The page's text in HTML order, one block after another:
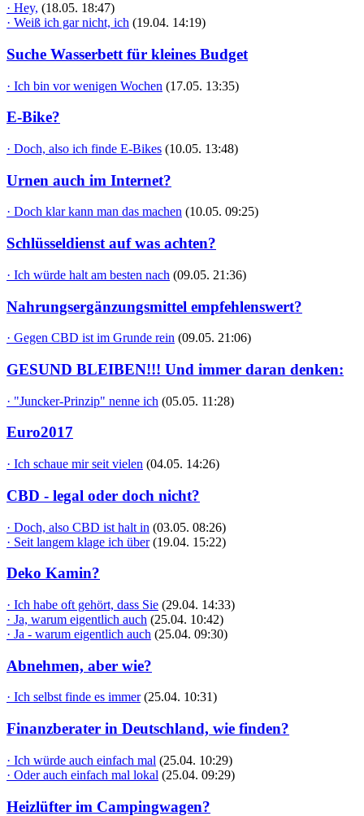
· Hey, (18.05. 18:47)
· Weiß ich gar nicht, ich (19.04. 14:19)
Suche Wasserbett für kleines Budget
· Ich bin vor wenigen Wochen (17.05. 13:35)
E-Bike?
· Doch, also ich finde E-Bikes (10.05. 13:48)
Urnen auch im Internet?
· Doch klar kann man das machen (10.05. 09:25)
Schlüsseldienst auf was achten?
· Ich würde halt am besten nach (09.05. 21:36)
Nahrungsergänzungsmittel empfehlenswert?
· Gegen CBD ist im Grunde rein (09.05. 21:06)
GESUND BLEIBEN!!! Und immer daran denken:
· "Juncker-Prinzip" nenne ich (05.05. 11:28)
Euro2017
· Ich schaue mir seit vielen (04.05. 14:26)
CBD - legal oder doch nicht?
· Doch, also CBD ist halt in (03.05. 08:26)
· Seit langem klage ich über (19.04. 15:22)
Deko Kamin?
· Ich habe oft gehört, dass Sie (29.04. 14:33)
· Ja, warum eigentlich auch (25.04. 10:42)
· Ja - warum eigentlich auch (25.04. 09:30)
Abnehmen, aber wie?
· Ich selbst finde es immer (25.04. 10:31)
Finanzberater in Deutschland, wie finden?
· Ich würde auch einfach mal (25.04. 10:29)
· Oder auch einfach mal lokal (25.04. 09:29)
Heizlüfter im Campingwagen?